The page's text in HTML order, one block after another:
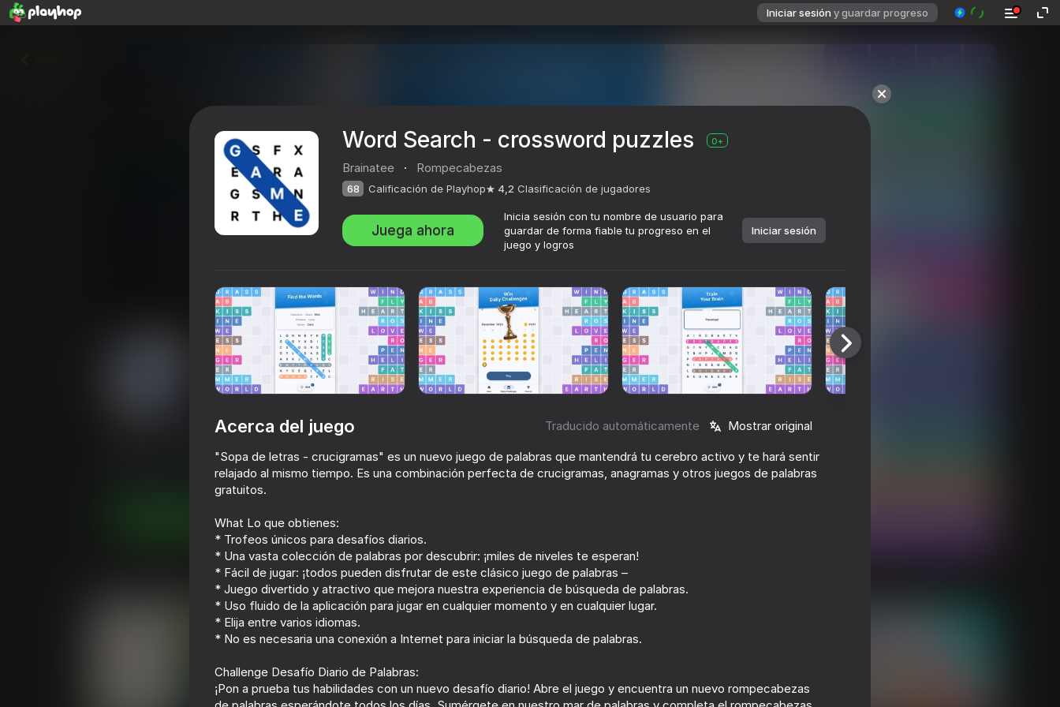
Iniciar sesión y guardar progreso
Word Search - crossword puzzles
Calificación de Playhop 4,2 Clasificación de jugadores 0+
Brainatee
Word Search - crossword puzzles 0+
Brainatee · Rompecabezas
68 Calificación de Playhop 4,2 Clasificación de jugadores
Juega ahora
Inicia sesión con tu nombre de usuario para
guardar de forma fiable tu progreso en el
juego y logros
Iniciar sesión
Acerca del juego Traducido automáticamente Mostrar original
"Sopa de letras - crucigramas" es un nuevo juego de palabras que mantendrá tu cerebro activo y te hará sentir
relajado al mismo tiempo. Es una combinación perfecta de crucigramas, anagramas y otros juegos de palabras
gratuitos.
What Lo que obtienes:
* Trofeos únicos para desafíos diarios.
* Una vasta colección de palabras por descubrir: ¡miles de niveles te esperan!
* Fácil de jugar: ¡todos pueden disfrutar de este clásico juego de palabras –
* Juego divertido y atractivo que mejora nuestra experiencia de búsqueda de palabras.
* Uso fluido de la aplicación para jugar en cualquier momento y en cualquier lugar.
* Elija entre varios idiomas.
* No es necesaria una conexión a Internet para iniciar la búsqueda de palabras.
Challenge Desafío Diario de Palabras:
¡Pon a prueba tus habilidades con un nuevo desafío diario! Abre el juego y encuentra un nuevo rompecabezas